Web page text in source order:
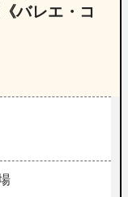
バレエ・コ